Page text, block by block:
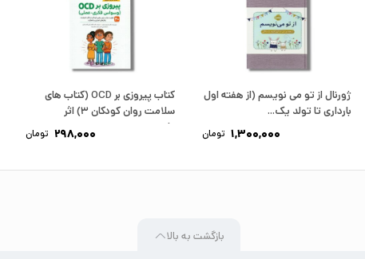
ژورنال از تو می نویسم (از هفته اول
بارداری تا تولد یک...
1,300,000 تومان
کتاب پیروزی بر OCD (کتاب های
سلامت روان کودکان 3) اثر
تایسون...
298,000 تومان
بازگشت به بالا